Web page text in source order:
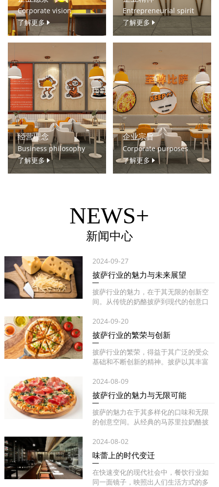
Corporate vision
了解更多
Entrepreneurial spirit
了解更多
经营理念
Business philosophy
了解更多
企业宗旨
Corporate purposes
了解更多
NEWS+
新闻中心
2024-09-27
披萨行业的魅力与未来展望
披萨行业的魅力，在于其无限的创新空
间。从传统的奶酪披萨到现代的创意口
2024-09-20
披萨行业的繁荣与创新
披萨行业的繁荣，得益于其广泛的受众
基础和不断创新的精神。披萨以其丰富
2024-08-09
披萨行业的魅力与无限可能
披萨的魅力在于其多样化的口味和无限
的创意空间。从经典的马苏里拉奶酪披
2024-08-02
味蕾上的时代变迁
在快速变化的现代社会中，餐饮行业如
同一面镜子，映照出人们生活方式的多